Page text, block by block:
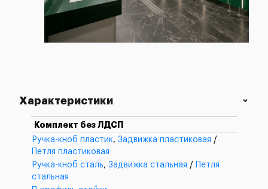
Характеристики
Комплект без ЛДСП
Ручка-кноб пластик, Задвижка пластиковая /
Петля пластиковая
Ручка-кноб сталь, Задвижка стальная /
Петля
стальная